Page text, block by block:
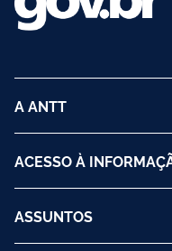
A ANTT
ACESSO À
ASSUNTOS